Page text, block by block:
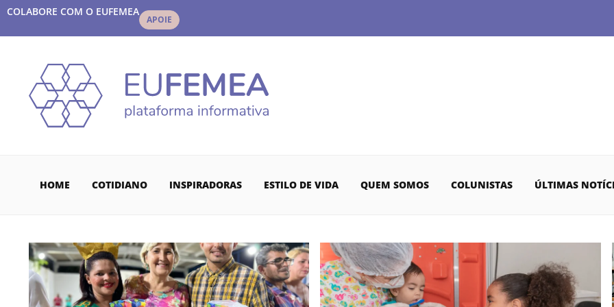
COLABORE COM O EUFEMEA
APOIE
HOME COTIDIANO INSPIRADORAS ESTILO DE VIDA QUEM SOMOS COLUNISTAS ÚLTIMAS